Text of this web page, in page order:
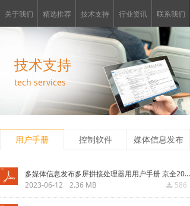
关于我们 精选推荐 技术支持 行业资讯 联系我们
技术支持
tech services
用户手册 控制软件 媒体信息发布
多媒体信息发布多屏拼接处理器用用户手册 京全20230612.pdf
끂 586
2023-06-12 2.36 MB